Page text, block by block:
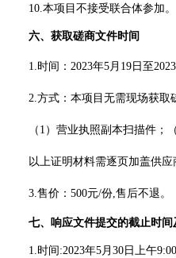
10.本项目不接受联合体参加。
六、获取磋商文件时间
1.时间：2023年5月 19 日至2023
2.方式：本项目无需现场获取
（ 1）营业执照副本扫描件 ；（
以上证明材料需逐页加盖供应
3.售价：500元/份,售后不退。
七、响应文件提交的截止时间
1.时间:2023年5月 30 日 上午9:00